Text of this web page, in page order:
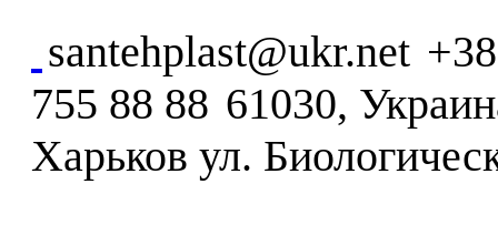
santehplast@ukr.net
755 88 88 61030,
Харьков ул.